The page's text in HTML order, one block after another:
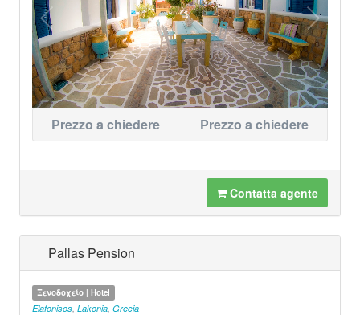
Prezzo a chiedere Prezzo a chiedere
Contatta agente
Pallas Pension
Ξενοδοχείο | Hotel
Elafonisos Lakonia Grecia